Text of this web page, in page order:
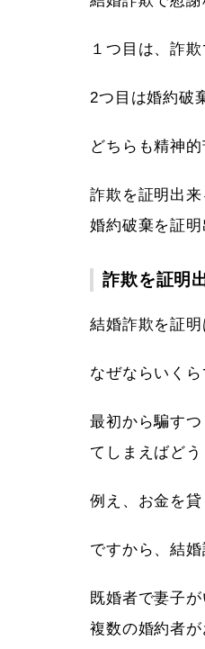
１つ目は、詐
2つ目は婚約破
どちらも精神
詐欺を証明出
婚約破棄を証
詐欺を証明
結婚詐欺を証
なぜならいく
最初から騙す
てしまえばど
例え、お金を
ですから、結
既婚者で妻子
複数の婚約者